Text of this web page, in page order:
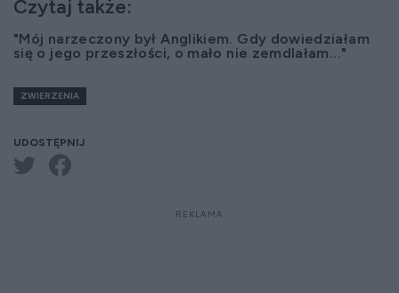
Czytaj także:
"Mój narzeczony był Anglikiem. Gdy dowiedziałam
się o jego przeszłości, o mało nie zemdlałam..."
ZWIERZENIA
UDOSTĘPNIJ